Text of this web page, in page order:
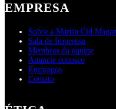
EMPRESA
Sobre a Martin Cid
Sala de Imprensa
Membros da equipe
Anuncie conosco
Empregos
Contato